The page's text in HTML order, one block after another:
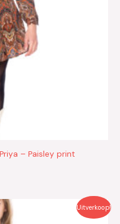
– Paisley print
Uitverkoop!